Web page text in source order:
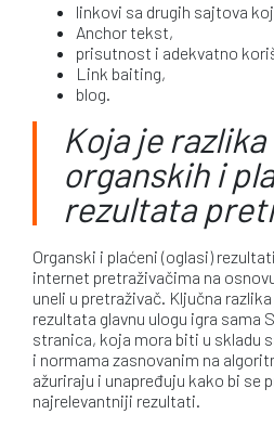
linkovi sa drugih sajtova
Anchor tekst,
prisutnost i adekvatno
Link baiting,
blog.
Koja je
organskih i
rezultata
Organski i plaćeni (oglasi)
internet pretraživačima na
uneli u pretraživač. Ključna
rezultata glavnu ulogu igra sama
stranica, koja mora biti u skladu
i normama zasnovanim na
ažuriraju i unapređuju kako bi se
najrelevantniji rezultati.